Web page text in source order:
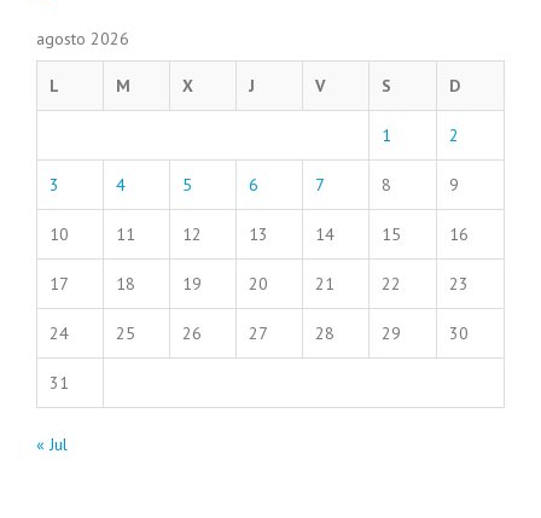
agosto 2026
L M X J V S D
1 2
3 4 5 6 7 8 9
10 11 12 13 14 15 16
17 18 19 20 21 22 23
24 25 26 27 28 29 30
31
« Jul